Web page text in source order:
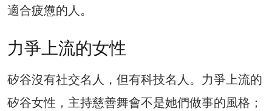
適合疲憊的人。
力爭上流的女性
矽谷沒有社交名人，但有科技名人。力爭上流的
矽谷女性，主持慈善舞會不是她們做事的風格；